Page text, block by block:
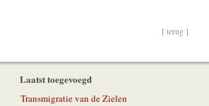
[ terug ]
Laatst toegevoegd
Transmigratie van de Zielen